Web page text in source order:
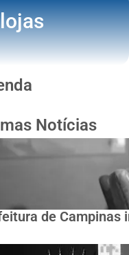
Notícias
de Campinas